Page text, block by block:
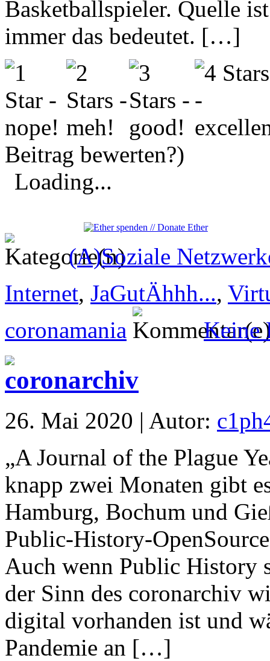
Basketballspieler. Quelle
immer das bedeutet. […]
Beitrag bewerten?)
Loading...
(A)Soziale
Internet, JaGutÄhhh...,
coronamania
Keine
26. Mai 2020 | Autor:
„A Journal of the Plague
knapp zwei Monaten gibt
Hamburg, Bochum und
Public-History-
Auch wenn Public History
der Sinn des coronarchiv
digital vorhanden ist und
Pandemie an […]